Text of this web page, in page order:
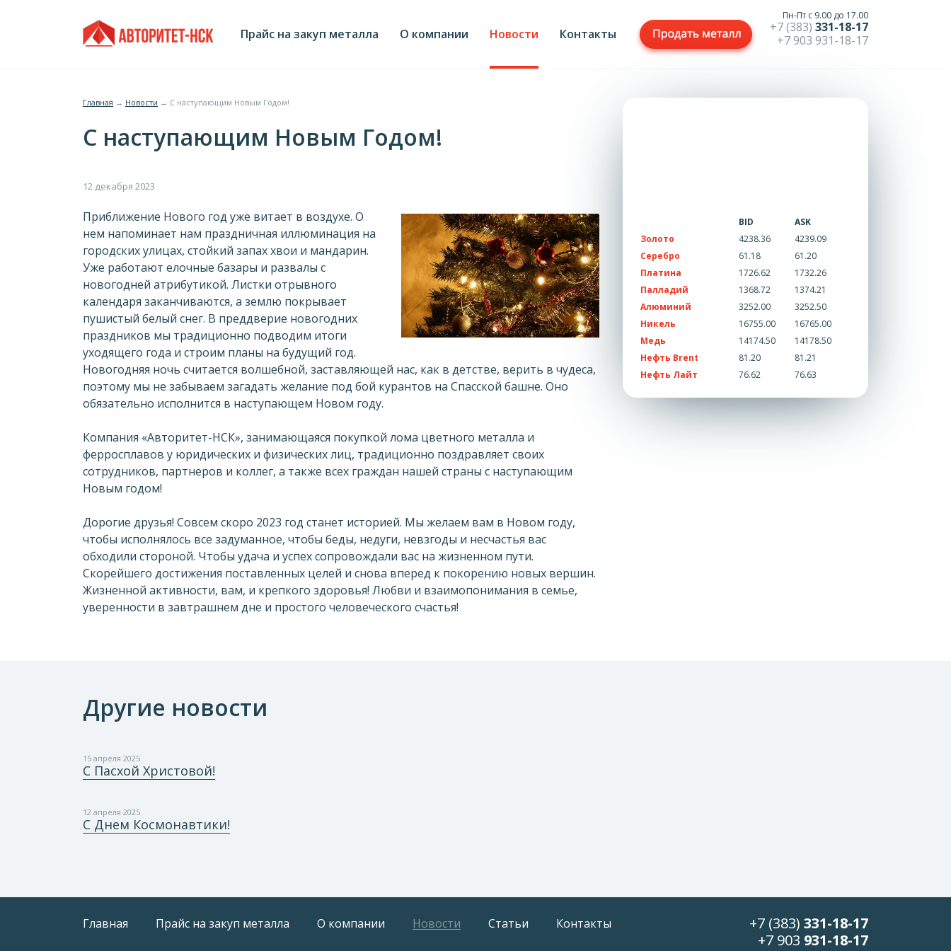
Главное
Прайс на закуп металла О компании Новости Контакты
Пн-Пт с 9.00 до 17.00
+7 (383) 331-18-17
+7 903 931-18-17
Вы
здесь
Главная → Новости → С наступающим Новым Годом!
С наступающим Новым Годом!
Приближение Нового год уже витает в воздухе. О
нем напоминает нам праздничная иллюминация на
городских улицах, стойкий запах хвои и мандарин.
Уже работают елочные базары и развалы с
новогодней атрибутикой. Листки отрывного
календаря заканчиваются, а землю покрывает
пушистый белый снег. В преддверие новогодних
праздников мы традиционно подводим итоги
уходящего года и строим планы на будущий год.
Новогодняя ночь считается волшебной, заставляющей нас, как в детстве, верить в чудеса,
поэтому мы не забываем загадать желание под бой курантов на Спасской башне. Оно
обязательно исполнится в наступающем Новом году.
Компания «Авторитет-НСК», занимающаяся покупкой лома цветного металла и
ферросплавов у юридических и физических лиц, традиционно поздравляет своих
сотрудников, партнеров и коллег, а также всех граждан нашей страны с наступающим
Новым годом!
Дорогие друзья! Совсем скоро 2023 год станет историей. Мы желаем вам в Новом году,
чтобы исполнялось все задуманное, чтобы беды, недуги, невзгоды и несчастья вас
обходили стороной. Чтобы удача и успех сопровождали вас на жизненном пути.
Скорейшего достижения поставленных целей и снова вперед к покорению новых вершин.
Жизненной активности, вам, и крепкого здоровья! Любви и взаимопонимания в семье,
уверенности в завтрашнем дне и простого человеческого счастья!
BID
ASK
Золото
4238.36
4239.09
Серебро
61.18
61.20
Платина
1726.62
1732.26
Палладий
1368.72
1374.21
Алюминий
3252.00
3252.50
Никель
16755.00
16765.00
Медь
14174.50
14178.50
Нефть Brent
81.20
81.21
Нефть Лайт
76.62 76.63
Другие новости
15 апреля 2025
С Пасхой Христовой!
12 апреля 2025
С Днем Космонавтики!
Главная Прайс на закуп металла О компании Новости Статьи Контакты +7 (383) 331-18-17
+7 903 931-18-17